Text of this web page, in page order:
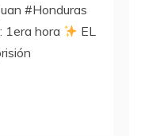
#Honduras
1era hora
EL